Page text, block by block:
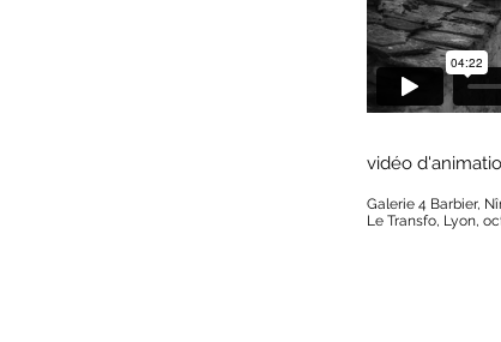
vidéo
Galerie 4 Barbier,
Le Transfo, Lyon,